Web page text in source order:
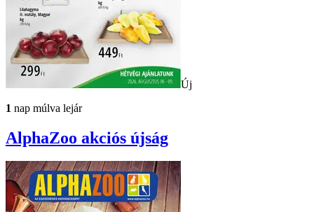
Új
1 nap múlva lejár
AlphaZoo akciós újság